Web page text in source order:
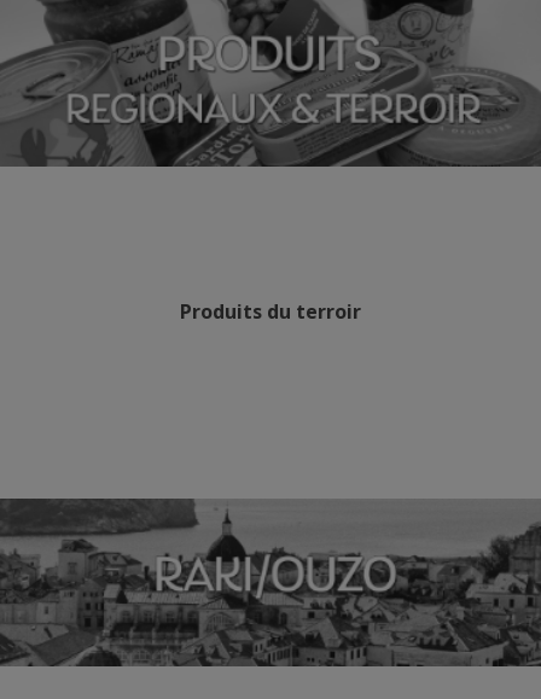
Produits du terroir